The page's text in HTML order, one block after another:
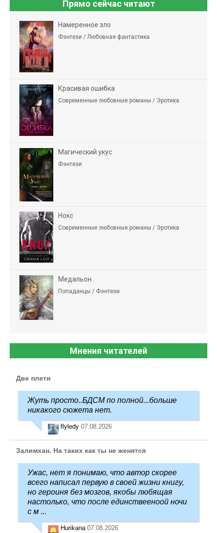
Прямо сейчас читают
Намеренное зло
Фэнтези / Любовная фантастика
Красивая ошибка
Современные любовные романы / Эротика
Магический укус
Фэнтези
Нокс
Современные любовные романы / Эротика
Медальон
Попаданцы / Фэнтези
Мнения читателей
Две плети
Жуть просто..БДСМ по полной...больше
никакого сюжета нет.
flyledy 07.08.2026
Залимхан. На таких как ты не женятся
Ужас, нет я понимаю, что автор скорее
всего написал первую в своей жизни книгу,
но героиня без мозгов, якобы любящая
настолько, что после единствееноой ночи
с м ...
Hurikana 07.08.2026